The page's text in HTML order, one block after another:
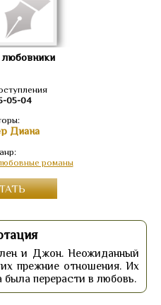
05-04
Диана
романы
и Джон. Неожиданный
прежние отношения. Их
перерасти в любовь.